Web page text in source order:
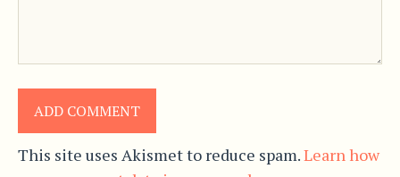
This site uses Akismet to reduce spam.Learn how